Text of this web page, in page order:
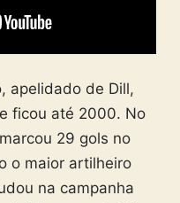
apelidado de Dill,
ficou até 2000. No
29 gols no
o maior artilheiro
na campanha